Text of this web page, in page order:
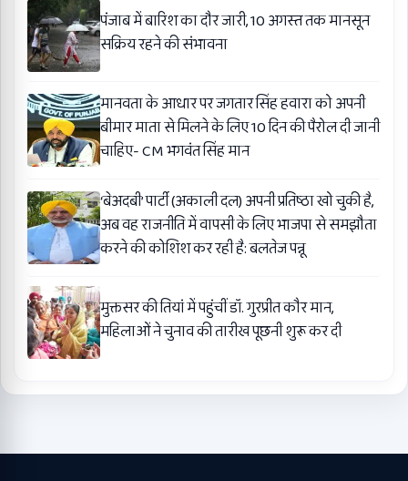
पंजाब में बारिश का दौर जारी, 10 अगस्त तक मानसून
सक्रिय रहने की संभावना
मानवता के आधार पर जगतार सिंह हवारा को अपनी
बीमार माता से मिलने के लिए 10 दिन की पैरोल दी जानी
चाहिए- CM भगवंत सिंह मान
‘बेअदबी’ पार्टी (अकाली दल) अपनी प्रतिष्ठा खो चुकी है,
अब वह राजनीति में वापसी के लिए भाजपा से समझौता
करने की कोशिश कर रही है: बलतेज पन्नू
मुक्तसर की तियां में पहुंचीं डॉ. गुरप्रीत कौर मान,
महिलाओं ने चुनाव की तारीख पूछनी शुरू कर दी